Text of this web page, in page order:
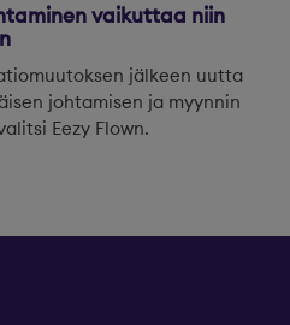
vaikuttaa niin
jälkeen uutta
johtamisen ja myynnin
Eezy Flown.